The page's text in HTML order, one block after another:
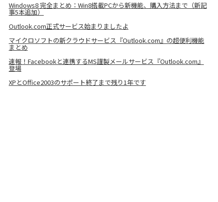
Windows8 完全まとめ：Win8搭載PCから新機能、購入方法まで（新記
事5本追加）
Outlook.com正式サービス始まりましたよ
マイクロソフトの新クラウドサービス『Outlook.com』の超便利機能
まとめ
速報！Facebookと連携するMS謹製メールサービス『Outlook.com』
登場
XPとOffice2003のサポート終了まで残り1年です